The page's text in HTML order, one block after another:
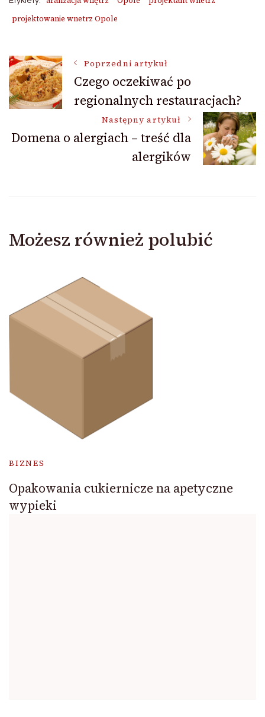
projektowanie wnetrz Opole
Nawigacja
wpisu
Poprzedni artykuł
Czego oczekiwać po
regionalnych restauracjach?
Następny artykuł
Domena o alergiach – treść dla
alergików
Możesz również polubić
BIZNES
Opakowania cukiernicze na apetyczne
wypieki